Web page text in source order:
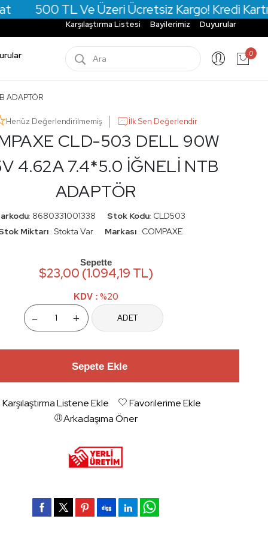
Üzeri Ücretsiz Kargo! Kredi Kartına
Karşılaştırma Listesi Bayilerimiz Duyurular
0
ADAPTÖR
CLD-503 DELL 90W
4.62A 7.4*5.0 İĞNELİ NTB
ADAPTÖR
Henüz Değerlendirilmemiş İlk Sen Değerlendir
: 8680331001338 Stok Kodu: CLD503
Miktarı : Stokta Var Markası : COMPAXE
Sepette
$23,00 (1.094,19 TL)
KDV : %20
- + ADET
Sepete Ekle
Karşılaştırma Listene Ekle
Favorilerime Ekle
Arkadaşıma Öner